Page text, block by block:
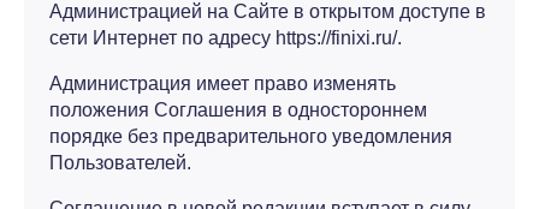
Администрацией на Сайте в открытом доступе в
сети Интернет по адресу https://finixi.ru/.
Администрация имеет право изменять
положения Соглашения в одностороннем
порядке без предварительного уведомления
Пользователей.